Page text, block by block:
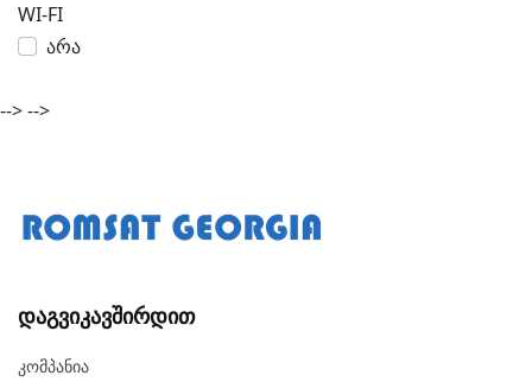
WI-FI
არა
-->-->
Დაგვიკავშირდით
Კომპანია